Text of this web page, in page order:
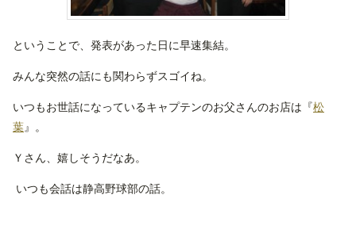
ということで、発表があった日に早速集結。
みんな突然の話にも関わらずスゴイね。
いつもお世話になっているキャプテンのお父さんのお店は『松
葉』。
Ｙさん、嬉しそうだなあ。
いつも会話は静高野球部の話。